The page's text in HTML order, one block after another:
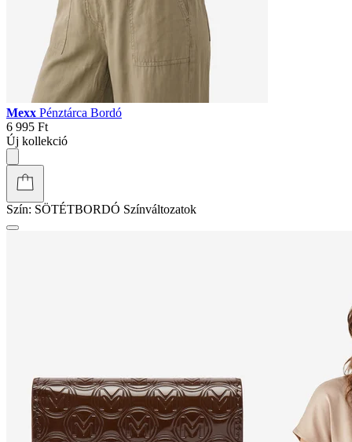
Mexx Pénztárca Bordó
6 995 Ft
Új kollekció
Szín: SÖTÉTBORDÓ Színváltozatok